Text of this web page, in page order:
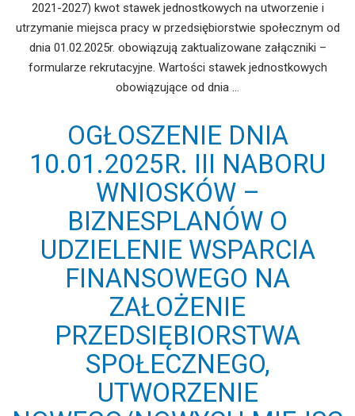
2021-2027) kwot stawek jednostkowych na utworzenie i
utrzymanie miejsca pracy w przedsiębiorstwie społecznym od
dnia 01.02.2025r. obowiązują zaktualizowane załączniki –
formularze rekrutacyjne. Wartości stawek jednostkowych
obowiązujące od dnia …
OGŁOSZENIE DNIA
10.01.2025R. III NABORU
WNIOSKÓW –
BIZNESPLANÓW O
UDZIELENIE WSPARCIA
FINANSOWEGO NA
ZAŁOŻENIE
PRZEDSIĘBIORSTWA
SPOŁECZNEGO,
UTWORZENIE